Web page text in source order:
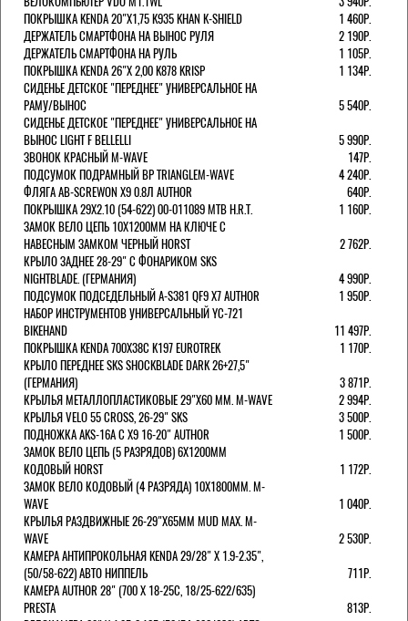
ПОКРЫШКА KENDA 20"Х1,75 K935 KHAN K-SHIELD
1 460Р.
ДЕРЖАТЕЛЬ СМАРТФОНА НА ВЫНОС РУЛЯ
2 190Р.
ДЕРЖАТЕЛЬ СМАРТФОНА НА РУЛЬ
1 105Р.
ПОКРЫШКА KENDA 26"Х 2,00 K878 KRISP
1 134Р.
СИДЕНЬЕ ДЕТСКОЕ "ПЕРЕДНЕЕ" УНИВЕРСАЛЬНОЕ НА
РАМУ/ВЫНОС
5 540Р.
СИДЕНЬЕ ДЕТСКОЕ "ПЕРЕДНЕЕ" УНИВЕРСАЛЬНОЕ НА
ВЫНОС LIGHT F BELLELLI
5 990Р.
ЗВОНОК КРАСНЫЙ M-WAVE
147Р.
ПОДСУМОК ПОДРАМНЫЙ BP TRIANGLEM-WAVE
4 240Р.
ФЛЯГА AB-SCREWON X9 0.8Л AUTHOR
640Р.
ПОКРЫШКА 29X2.10 (54-622) 00-011089 MTB H.R.T.
1 160Р.
ЗАМОК ВЕЛО ЦЕПЬ 10Х1200ММ НА КЛЮЧЕ С
НАВЕСНЫМ ЗАМКОМ ЧЕРНЫЙ HORST
2 762Р.
КРЫЛО ЗАДНЕЕ 28-29" С ФОНАРИКОМ SKS
NIGHTBLADE. (ГЕРМАНИЯ)
4 990Р.
ПОДСУМОК ПОДСЕДЕЛЬНЫЙ A-S381 QF9 X7 AUTHOR
1 950Р.
НАБОР ИНСТРУМЕНТОВ УНИВЕРСАЛЬНЫЙ YC-721
BIKEHAND
11 497Р.
ПОКРЫШКА KENDA 700Х38С K197 EUROTREK
1 170Р.
КРЫЛО ПЕРЕДНЕЕ SKS SHOCKBLADE DARK 26+27,5"
(ГЕРМАНИЯ)
3 871Р.
КРЫЛЬЯ МЕТАЛЛОПЛАСТИКОВЫЕ 29"Х60 ММ. M-WAVE
2 994Р.
КРЫЛЬЯ VELO 55 CROSS, 26-29" SKS
3 500Р.
ПОДНОЖКА AKS-16A C X9 16-20" AUTHOR
1 500Р.
ЗАМОК ВЕЛО ЦЕПЬ (5 РАЗРЯДОВ) 6Х1200ММ
КОДОВЫЙ HORST
1 172Р.
ЗАМОК ВЕЛО КОДОВЫЙ (4 РАЗРЯДА) 10Х1800ММ. M-
WAVE
1 040Р.
КРЫЛЬЯ РАЗДВИЖНЫЕ 26-29"Х65ММ MUD MAX. M-
WAVE
2 530Р.
КАМЕРА АНТИПРОКОЛЬНАЯ KENDA 29/28" Х 1.9-2.35",
(50/58-622) АВТО НИППЕЛЬ
711Р.
КАМЕРА AUTHOR 28" (700 Х 18-25С, 18/25-622/635)
PRESTA
813Р.